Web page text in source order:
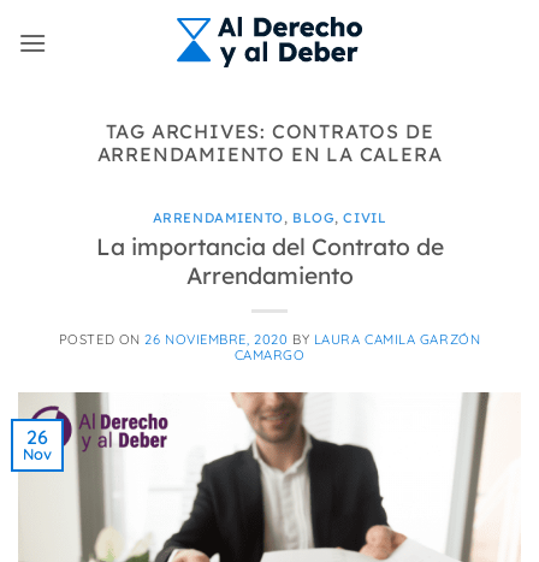
TAG ARCHIVES: CONTRATOS DE
ARRENDAMIENTO EN LA CALERA
ARRENDAMIENTO, BLOG,CIVIL
La importancia del Contrato de
Arrendamiento
POSTED ON26 NOVIEMBRE, 2020 BY LAURA CAMILA GARZÓN
CAMARGO
26
Nov